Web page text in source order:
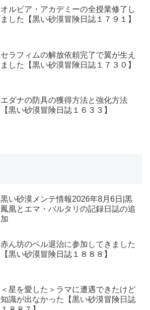
オルビア・アカデミーの全授業修了し
ました【黒い砂漠冒険日誌１７９１】
セラフィムの解放依頼完了で翼が生え
ました【黒い砂漠冒険日誌１７３０】
エダナの防具の獲得方法と強化方法
【黒い砂漠冒険日誌１６３３】
黒い砂漠メンテ情報2026年8月6日|黒
鳳凰とエマ・バルタリの記録日誌の追
加
赤ん坊のベル退治に参加してきました
【黒い砂漠冒険日誌１８８８】
＜星を愛した＞ラマに遭遇できたけど
知識が出なかった【黒い砂漠冒険日誌